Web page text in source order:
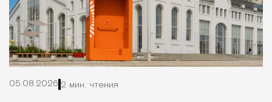
05.08.2026 2 мин. чтения